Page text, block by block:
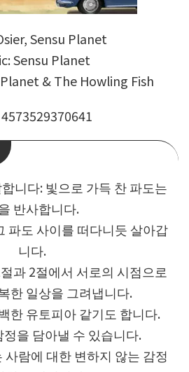
Sensu Planet
Sensu Planet
& The Howling Fish
4573529370641
니다: 빛으로 가득 찬 파도는
반사합니다.
파도 사이를 떠다니듯 살아갑
니다.
과 2절에서 서로의 시점으로
한 일상을 그려냅니다.
한 유토피아 같기도 합니다.
을 담아낼 수 있습니다.
람에 대한 변하지 않는 감정